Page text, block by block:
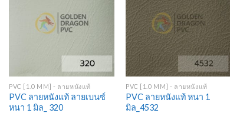
Add to
PVC [1.0 MM] - ลายหนังแท้
PVC ลายหนังแท้ ลายเบนซ์
หนา 1 มิล_ 320
Add to
Wishlist
PVC [1.0 MM] - ลายหนังแท้
PVC ลายหนังแท้ หนา 1
มิล_4532